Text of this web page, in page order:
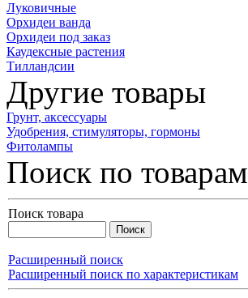
Луковичные
Орхидеи ванда
Орхидеи под заказ
Каудексные растения
Тилландсии
Другие товары
Грунт, аксессуары
Удобрения, стимуляторы, гормоны
Фитолампы
Поиск по товарам
Поиск товара
Расширенный поиск
Расширенный поиск по характеристикам